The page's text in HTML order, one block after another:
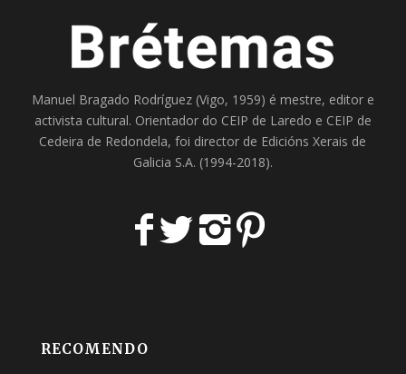
Manuel Bragado Rodríguez (Vigo, 1959) é mestre, editor e
activista cultural. Orientador do CEIP de Laredo e CEIP de
Cedeira de Redondela, foi director de Edicións Xerais de
Galicia S.A. (1994-2018).
RECOMENDO